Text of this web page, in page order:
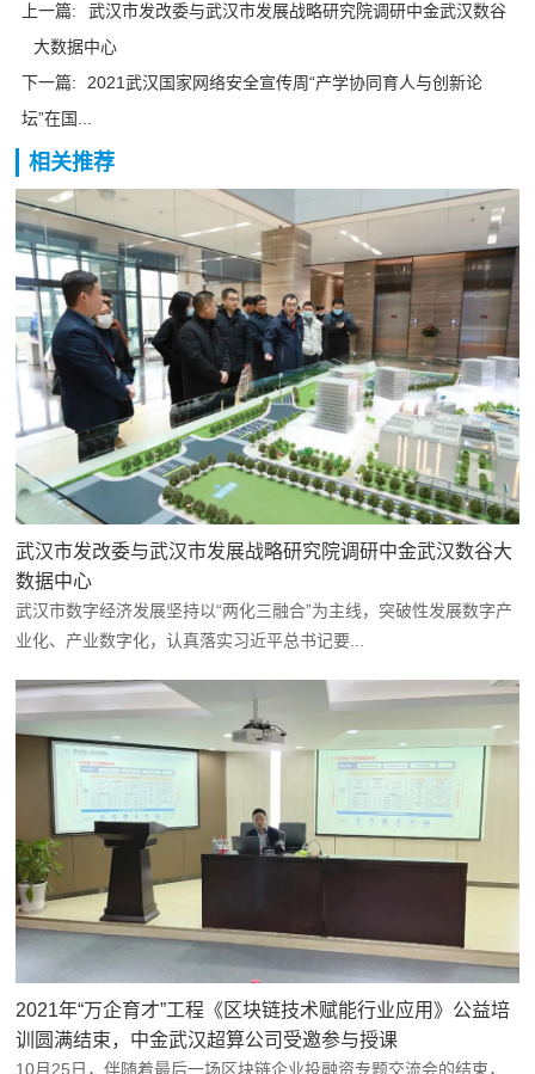
上一篇:
武汉市发改委与武汉市发展战略研究院调研中金武汉数谷
大数据中心
下一篇:
2021武汉国家网络安全宣传周“产学协同育人与创新论
坛”在国...
相关推荐
武汉市发改委与武汉市发展战略研究院调研中金武汉数谷大
数据中心
武汉市数字经济发展坚持以“两化三融合”为主线，突破性发展数字产
业化、产业数字化，认真落实习近平总书记要...
2021年“万企育才”工程《区块链技术赋能行业应用》公益培
训圆满结束，中金武汉超算公司受邀参与授课
10月25日，伴随着最后一场区块链企业投融资专题交流会的结束，